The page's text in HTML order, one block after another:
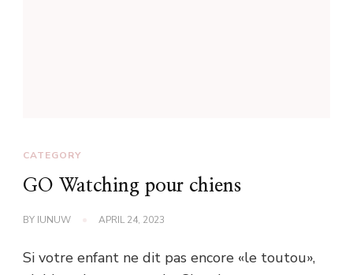
CATEGORY
GO Watching pour chiens
BY IUNUW APRIL 24, 2023
Si votre enfant ne dit pas encore «le toutou»,